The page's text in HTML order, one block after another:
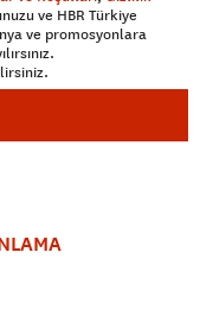
ve HBR Türkiye
ve promosyonlara